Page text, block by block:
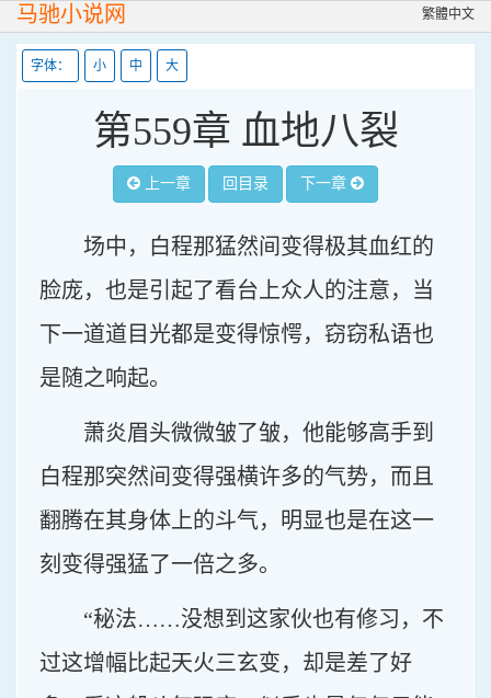
马驰小说网 繁體中文
字体： 小 中 大
第559章 血地八裂
上一章 回目录 下一章
场中，白程那猛然间变得极其血红的
脸庞，也是引起了看台上众人的注意，当
下一道道目光都是变得惊愕，窃窃私语也
是随之响起。
萧炎眉头微微皱了皱，他能够高手到
白程那突然间变得强横许多的气势，而且
翻腾在其身体上的斗气，明显也是在这一
刻变得强猛了一倍之多。
“秘法……没想到这家伙也有修习，不
过这增幅比起天火三玄变，却是差了好